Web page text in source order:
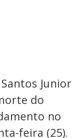
Junior
do
no
feira (25).